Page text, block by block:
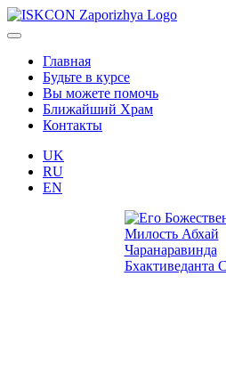
Главная
Будьте в курсе
Вы можете помочь
Ближайший Храм
Контакты
UK
RU
EN